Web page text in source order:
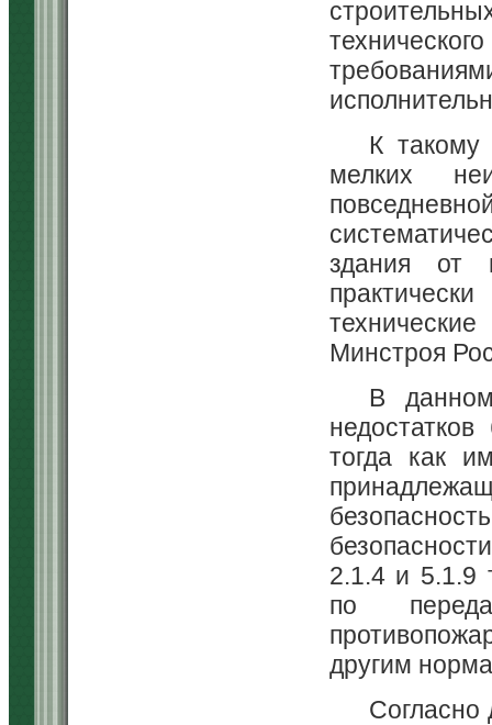
К такому
мелких
здания от
Минстроя
В
тогда как
2.1.4 и 5.1.9
по
другим
Согласно